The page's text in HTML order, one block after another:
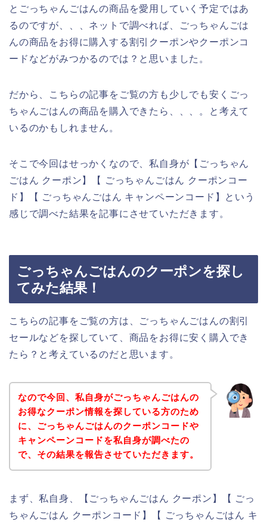
とごっちゃんごはんの商品を愛用していく予定ではあ
るのですが、、、ネットで調べれば、ごっちゃんごは
んの商品をお得に購入する割引クーポンやクーポンコ
ードなどがみつかるのでは？と思いました。
だから、こちらの記事をご覧の方も少しでも安くごっ
ちゃんごはんの商品を購入できたら、、、。と考えて
いるのかもしれません。
そこで今回はせっかくなので、私自身が【ごっちゃん
ごはん クーポン】【 ごっちゃんごはん クーポンコー
ド】【 ごっちゃんごはん キャンペーンコード】という
感じで調べた結果を記事にさせていただきます。
ごっちゃんごはんのクーポンを探し
てみた結果！
こちらの記事をご覧の方は、ごっちゃんごはんの割引
セールなどを探していて、商品をお得に安く購入でき
たら？と考えているのだと思います。
なので今回、私自身がごっちゃんごはんの
お得なクーポン情報を探している方のため
に、ごっちゃんごはんのクーポンコードや
キャンペーンコードを私自身が調べたの
で、その結果を報告させていただきます。
まず、私自身、【ごっちゃんごはん クーポン】【 ごっ
ちゃんごはん クーポンコード】【 ごっちゃんごはん キ